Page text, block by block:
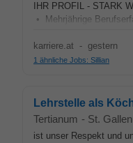
IHR PROFIL - STARK
• Mehrjährige
karriere.at - gestern
1 ähnliche Jobs: Sillian
Lehrstelle als
Tertianum - St. Gallen
ist unser Respekt und